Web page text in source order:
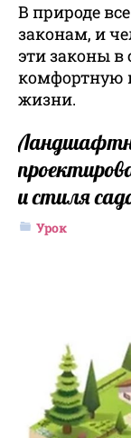
В природе
законам, и
эти законы в
комфортную
жизни.
и стиля
Урок